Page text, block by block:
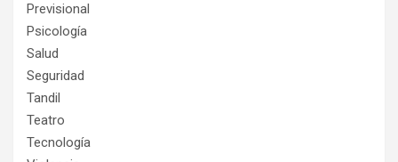
Previsional
Psicología
Salud
Seguridad
Tandil
Teatro
Tecnología